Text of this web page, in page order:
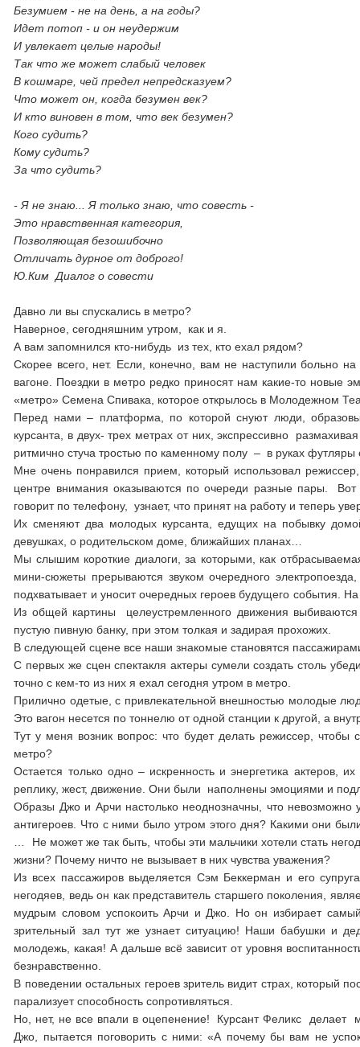
Безумием - не на день, а на годы?
Идет потоп - и он неудержим
И увлекает целые народы!
Так что же может слабый человек
В кошмаре, чей предел непредсказуем?
Что может он, когда безумен век?
И кто виновен в том, что век безумен?
Кого судить?
Кому судить?
За что судить?
- Я не знаю... Я только знаю, что совесть -
Это нравственная категория,
Позволяющая безошибочно
Отличать дурное от доброго!
Ю.Ким Диалог о совести
Давно ли вы спускались в метро?
Наверное, сегодняшним утром, как и я.
А вам запомнился кто-нибудь из тех, кто ехал рядом?
Скорее всего, нет. Если, конечно, вам не наступили больно
вагоне. Поездки в метро редко приносят нам какие-то новые
«метро» Семена Спивака, которое открылось в Молодежном
Перед нами – платформа, по которой снуют люди,
курсанта, в двух- трех метрах от них, экспрессивно
ритмично стуча тростью по каменному полу – в руках футляры
Мне очень понравился прием, который использовал
центре внимания оказываются по очереди разные пары.
говорит по телефону, узнает, что принят на работу и теперь
Их сменяют два молодых курсанта, едущих на побывку
девушках, о родительском доме, ближайших планах…
Мы слышим короткие диалоги, за которыми, как
мини-сюжеты прерываются звуком очередного
подхватывает и уносит очередных героев будущего
Из общей картины целеустремленного движения
пустую пивную банку, при этом толкая и задирая прохожих.
В следующей сцене все наши знакомые становятся
С первых же сцен спектакля актеры сумели создать столь
точно с кем-то из них я ехал сегодня утром в метро.
Прилично одетые, с привлекательной внешностью молодые
Это вагон несется по тоннелю от одной станции к другой, а
Тут у меня возник вопрос: что будет делать режиссер, чтобы
метро?
Остается только одно – искренность и энергетика актеров,
реплику, жест, движение. Они были наполнены эмоциями и
Образы Джо и Арчи настолько неоднозначны, что невозможно
антигероев. Что с ними было утром этого дня? Какими они
… Не может же так быть, чтобы эти мальчики хотели стать
жизни? Почему ничто не вызывает в них чувства уважения?
Из всех пассажиров выделяется Сэм Беккерман и его
негодяев, ведь он как представитель старшего поколения,
мудрым словом успокоить Арчи и Джо. Но он избирает
зрительный зал тут же узнает ситуацию! Наши бабушки и
молодежь, какая! А дальше всё зависит от уровня
безнравственно.
В поведении остальных героев зритель видит страх, который
парализует способность сопротивляться.
Но, нет, не все впали в оцепенение! Курсант Феликс делает
Джо, пытается поговорить с ними: «А почему бы вам не